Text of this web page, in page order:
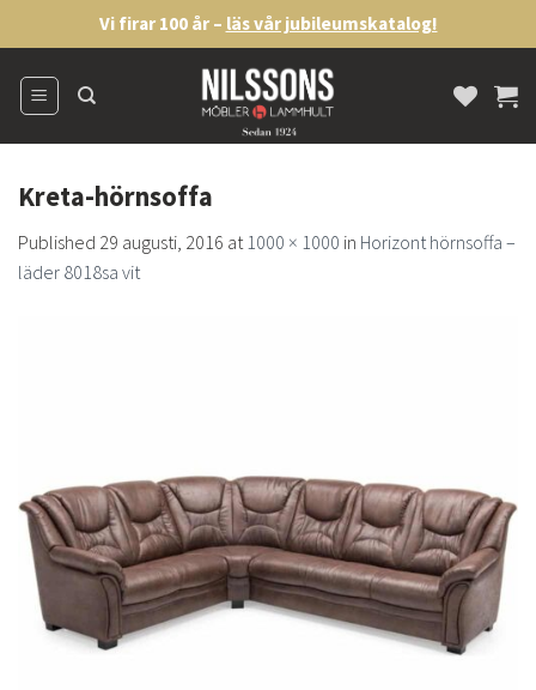
to
content
Vi firar 100 år – läs vår jubileumskatalog!
Kreta-hörnsoffa
Published 29 augusti, 2016 at1000 × 1000 in Horizont hörnsoffa –
läder 8018sa vit